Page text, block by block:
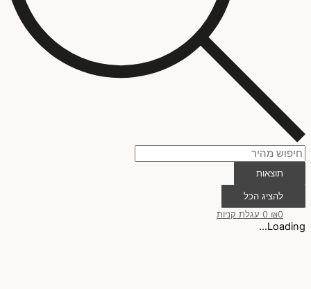
תוצאות
להציג הכל
₪0
0 עגלת קניות
Loading...